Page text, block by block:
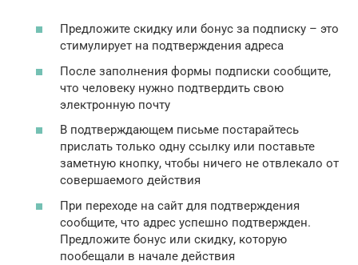
Предложите скидку или бонус за подписку – это
стимулирует на подтверждения адреса
После заполнения формы подписки сообщите,
что человеку нужно подтвердить свою
электронную почту
В подтверждающем письме постарайтесь
прислать только одну ссылку или поставьте
заметную кнопку, чтобы ничего не отвлекало от
совершаемого действия
При переходе на сайт для подтверждения
сообщите, что адрес успешно подтвержден.
Предложите бонус или скидку, которую
пообещали в начале действия